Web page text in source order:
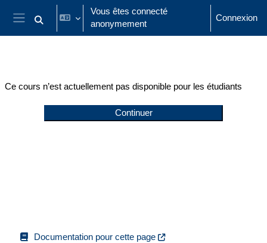
Passer au contenu principal
Panneau latéral
Activer/désactiver la saisie de recherche
Vous êtes connecté
anonymement
Connexion
Ce cours n’est actuellement pas disponible pour les étudiants
Continuer
Documentation pour cette page